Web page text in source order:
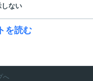
しない
を読む
へ